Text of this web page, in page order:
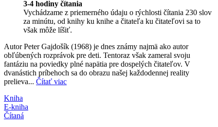
3-4 hodiny čítania
Vychádzame z priemerného údaju o rýchlosti čítania 230 slov
za minútu, od knihy ku knihe a čitateľa ku čitateľovi sa to
však môže líšiť.
Autor Peter Gajdošík (1968) je dnes známy najmä ako autor
obľúbených rozprávok pre deti. Tentoraz však zameral svoju
fantáziu na poviedky plné napätia pre dospelých čitateľov. V
dvanástich príbehoch sa do obrazu našej každodennej reality
prelieva... Čítať viac
Kniha
E-kniha
Čítaná